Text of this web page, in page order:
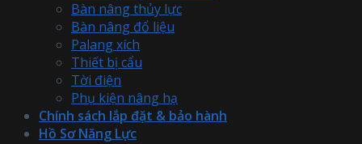
Bàn nâng thủy lực
Bàn nâng đổ liệu
Palang xích
Thiết bị cẩu
Tời điện
Phụ kiện nâng hạ
Chính sách lắp đặt & bảo hành
Hồ Sơ Năng Lực